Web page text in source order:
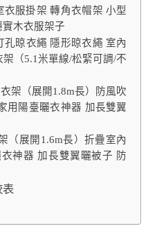
衣服掛架 轉角衣帽架 小型
木衣服架子
孔晾衣繩 隱形晾衣繩 室內
（5.1米單線/松緊可調/不
架（展開1.8m長）防風吹
用陽臺曬衣神器 加長雙翼
（展開1.6m長）折疊室內
神器 加長雙翼曬被子 防
表